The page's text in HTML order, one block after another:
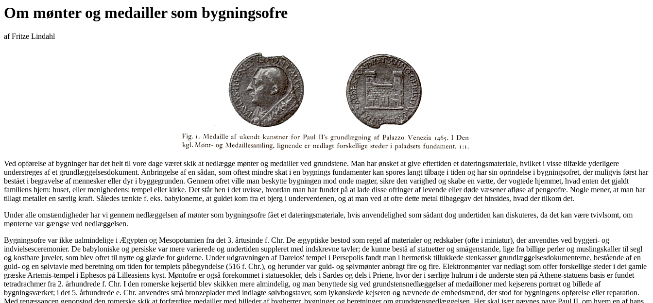
Om mønter og medailler som bygningsofre
af Fritze Lindahl
Ved opførelse af bygninger har det helt til vore dage været skik at nedlægge mønter og medailler ved grundstene. Man har ønsket at give eftertiden et dateringsmateriale, hvilket i visse tilfælde yderligere
understreges af et grundlæggelsesdokument. Anbringelse af en sådan, som oftest mindre skat i en bygnings fundamenter kan spores langt tilbage i tiden og har sin oprindelse i bygningsofret, der muligvis først har
bestået i begravelse af mennesker eller dyr i byggegrunden. Gennem ofret ville man beskytte bygningen mod onde magter, sikre den varighed og skabe en vætte, der vogtede hjemmet, hvad enten det gjaldt
familiens hjem: huset, eller menighedens: tempel eller kirke. Det står hen i det uvisse, hvordan man har fundet på at lade disse ofringer af levende eller døde væsener afløse af pengeofre. Nogle mener, at man har
tillagt metallet en særlig kraft. Således tænkte f. eks. babylonerne, at guldet kom fra et bjerg i underverdenen, og at man ved at ofre dette metal tilbagegav det hinsides, hvad der tilkom det.
Under alle omstændigheder har vi gennem nedlæggelsen af mønter som bygningsofre fået et dateringsmateriale, hvis anvendelighed som sådant dog undertiden kan diskuteres, da det kan være tvivlsomt, om
mønterne var gængse ved nedlæggelsen.
Bygningsofre var ikke ualmindelige i Ægypten og Mesopotamien fra det 3. årtusinde f. Chr. De ægyptiske bestod som regel af materialer og redskaber (ofte i miniatur), der anvendtes ved byggeri- og
indvielsesceremonier. De babyloniske og persiske var mere varierede og undertiden suppleret med indskrevne tavler; de kunne bestå af statuetter og smågenstande, lige fra billige perler og muslingskaller til segl
og kostbare juveler, som blev ofret til nytte og glæde for guderne. Under udgravningen af Dareios' tempel i Persepolis fandt man i hermetisk tillukkede stenkasser grundlæggelsesdokumenterne, bestående af en
guld- og en sølvtavle med beretning om tiden for templets påbegyndelse (516 f. Chr.), og herunder var guld- og sølvmønter anbragt fire og fire. Elektronmønter var nedlagt som offer forskellige steder i det gamle
græske Artemis-tempel i Ephesos på Lilleasiens kyst. Møntofre er også forekommet i statuesokler, dels i Sardes og dels i Priene, hvor der i særlige hulrum i de underste sten på Athene-statuens basis er fundet
tetradrachmer fra 2. århundrede f. Chr. I den romerske kejsertid blev skikken mere almindelig, og man benyttede sig ved grundstensnedlæggelser af medailloner med kejserens portræt og billede af
bygningsværket; i det 5. århundrede e. Chr. anvendtes små bronzeplader med indlagte sølvbogstaver, som lykønskede kejseren og nævnede de embedsmænd, der stod for bygningens opførelse eller reparation.